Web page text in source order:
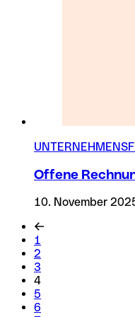
Offene
10. November
1
2
3
4
5
6